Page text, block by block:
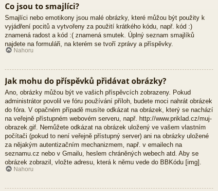
Co jsou to smajlíci?
Smajlíci nebo emotikony jsou malé obrázky, které můžou být použity k
vyjádření pocitů a vytvořeny za použití krátkého kódu, např. kód :)
znamená radost a kód :( znamená smutek. Úplný seznam smajlíků
najdete na formuláři, na kterém se tvoří zprávy a příspěvky.
Nahoru
Jak mohu do příspěvků přidávat obrázky?
Ano, obrázky můžou být ve vašich příspěvcích zobrazeny. Pokud
administrátor povolil ve fóru používání příloh, budete moci nahrát obrázek
do fóra. V opačném případě musíte odkázat na obrázek, který se nachází
na veřejně přístupném webovém serveru, např. http://www.priklad.cz/muj-
obrazek.gif. Nemůžete odkázat na obrázek uložený ve vašem vlastním
počítači (pokud to není veřejně přístupný server) ani na obrázky uložené
za nějakým autentizačním mechanizmem, např. v emailech na
seznamu.cz nebo v Gmailu, heslem chráněných webech atd. Aby se
obrázek zobrazil, vložte adresu, která k němu vede do BBKódu [img].
Nahoru